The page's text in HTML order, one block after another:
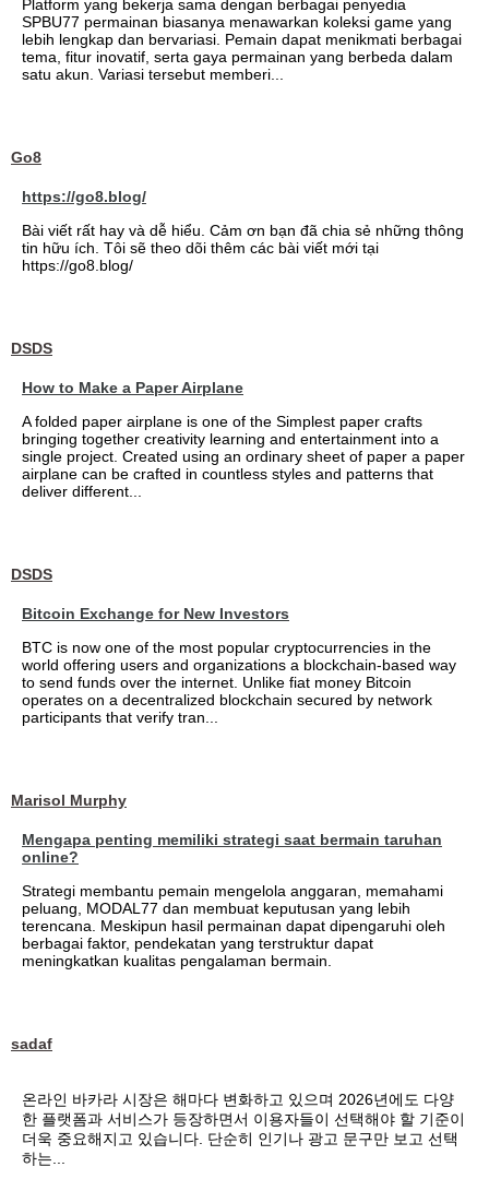
Platform yang bekerja sama dengan berbagai penyedia
SPBU77 permainan biasanya menawarkan koleksi game yang
lebih lengkap dan bervariasi. Pemain dapat menikmati berbagai
tema, fitur inovatif, serta gaya permainan yang berbeda dalam
satu akun. Variasi tersebut memberi...
Go8
https://go8.blog/
Bài viết rất hay và dễ hiểu. Cảm ơn bạn đã chia sẻ những thông
tin hữu ích. Tôi sẽ theo dõi thêm các bài viết mới tại
https://go8.blog/
DSDS
How to Make a Paper Airplane
A folded paper airplane is one of the Simplest paper crafts
bringing together creativity learning and entertainment into a
single project. Created using an ordinary sheet of paper a paper
airplane can be crafted in countless styles and patterns that
deliver different...
DSDS
Bitcoin Exchange for New Investors
BTC is now one of the most popular cryptocurrencies in the
world offering users and organizations a blockchain-based way
to send funds over the internet. Unlike fiat money Bitcoin
operates on a decentralized blockchain secured by network
participants that verify tran...
Marisol Murphy
Mengapa penting memiliki strategi saat bermain taruhan
online?
Strategi membantu pemain mengelola anggaran, memahami
peluang, MODAL77 dan membuat keputusan yang lebih
terencana. Meskipun hasil permainan dapat dipengaruhi oleh
berbagai faktor, pendekatan yang terstruktur dapat
meningkatkan kualitas pengalaman bermain.
sadaf
온라인 바카라 시장은 해마다 변화하고 있으며 2026년에도 다양
한 플랫폼과 서비스가 등장하면서 이용자들이 선택해야 할 기준이
더욱 중요해지고 있습니다. 단순히 인기나 광고 문구만 보고 선택
하는...